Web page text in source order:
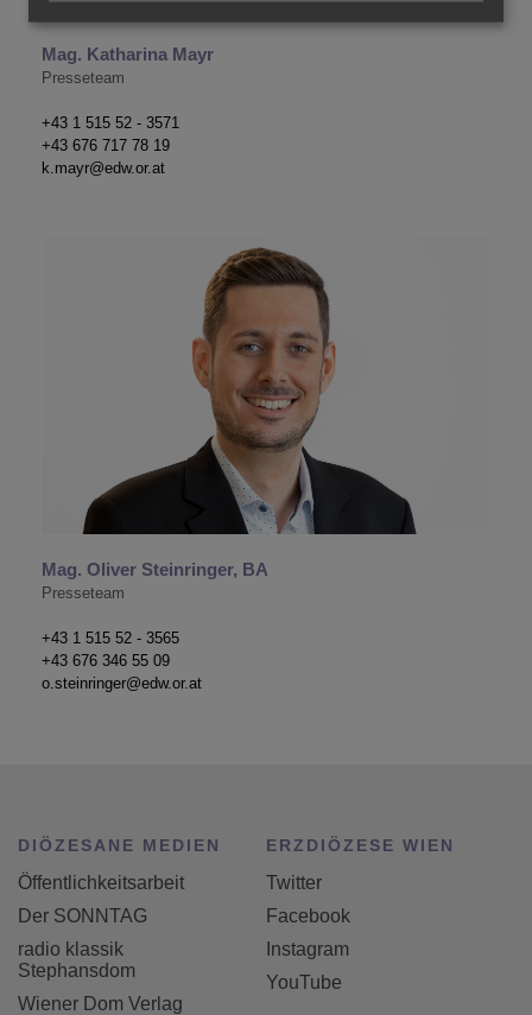
Mag. Katharina Mayr
Presseteam
+43 1 515 52 - 3571
+43 676 717 78 19
k.mayr@edw.or.at
Mag. Oliver Steinringer, BA
Presseteam
+43 1 515 52 - 3565
+43 676 346 55 09
o.steinringer@edw.or.at
DIÖZESANE MEDIEN
Öffentlichkeitsarbeit
Der SONNTAG
radio klassik
Stephansdom
Wiener Dom Verlag
ERZDIÖZESE WIEN
Twitter
Facebook
Instagram
YouTube